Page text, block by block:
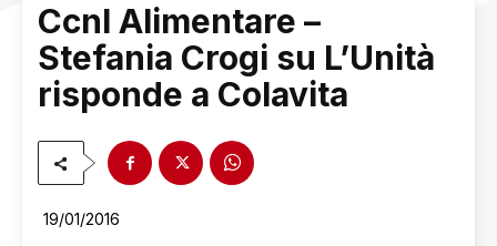
Ccnl Alimentare –
Stefania Crogi su L’Unità
risponde a Colavita
19/01/2016